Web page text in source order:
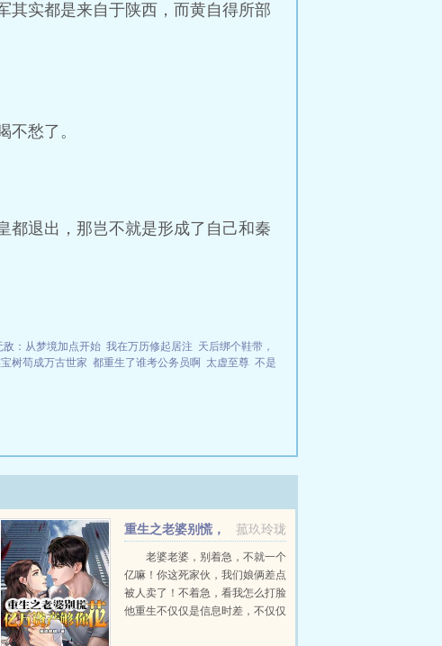
其实都是来自于陕西，而黄自得所部
愁了。
都退出，那岂不就是形成了自己和秦
敌：从梦境加点开始 我在万历修起居注 天后绑个鞋带，
树苟成万古世家 都重生了谁考公务员啊 太虚至尊 不是
菰玖玲珑
重生之老婆别慌，
亿万资产够你花
老婆老婆，别着急，不就一个
亿嘛！你这死家伙，我们娘俩差点
被人卖了！不着急，看我怎么打脸
他重生不仅仅是信息时差，不仅仅